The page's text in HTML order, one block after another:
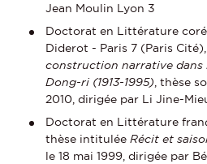
Jean Moulin Lyon 3
Doctorat en Littérature
Diderot - Paris 7 (Paris Cité),
construction narrative dans
Dong-ri (1913-1995) , thèse
2010, dirigée par Li Jine-
Doctorat en Littérature
thèse intitulée Récit et
le 18 mai 1999, dirigée par